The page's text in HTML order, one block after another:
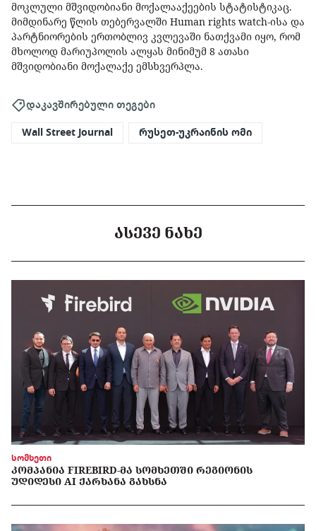
მოკლული მშვიდობიანი მოქალააქეების სტატისტიკაც.
მიმდინარე წლის თებერვალში Human rights watch-ისა და
პარტნიორების ერთობლივ კვლევაში ნათქვამი იყო, რომ
მხოლოდ მარიუპოლის ალყას მინიმუმ 8 ათასი
მშვიდობიანი მოქალაქე ემსხვერპლა.
დაკავშირებული თეგები
Wall Street Journal რუსეთ-უკრაინის ომი
ᲐᲡᲔᲕᲔ ᲜᲐᲮᲔ
სომხეთი
ᲙᲝᲛᲞᲐᲜᲘᲐ FIREBIRD-ᲛᲐ ᲡᲝᲛᲮᲔᲗᲨᲘ ᲠᲔᲒᲘᲝᲜᲘᲡ
ᲣᲓᲘᲓᲔᲡᲘ AI ᲥᲐᲠᲮᲐᲜᲐ ᲒᲐᲮᲡᲜᲐ